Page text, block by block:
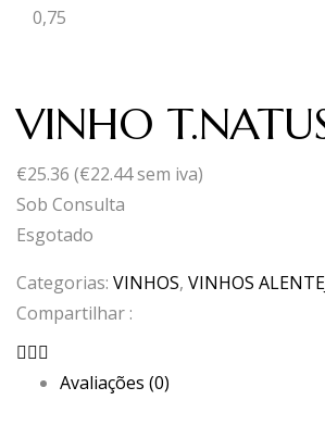
0,75
VINHO
€25.36 (€22.44sem iva)
Sob Consulta
Esgotado
Categorias: VINHOS, VINHOS
Compartilhar :
Avaliações (0)